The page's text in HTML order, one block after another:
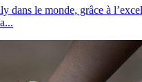
dans le monde, grâce à